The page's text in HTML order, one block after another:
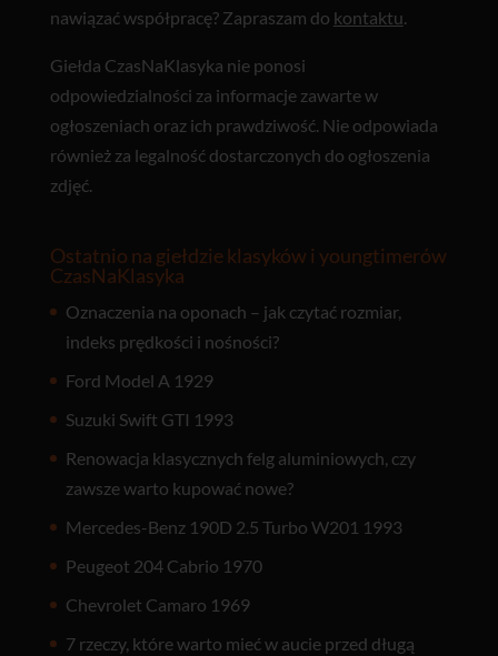
nawiązać współpracę? Zapraszam do kontaktu
Giełda CzasNaKlasyka nie ponosi
odpowiedzialności za informacje zawarte w
ogłoszeniach oraz ich prawdziwość. Nie odpowiada
również za legalność dostarczonych do ogłoszenia
zdjęć.
Ostatnio na giełdzie klasyków i youngtimerów
CzasNaKlasyka
Oznaczenia na oponach – jak czytać rozmiar,
indeks prędkości i nośności?
Ford Model A 1929
Suzuki Swift GTI 1993
Renowacja klasycznych felg aluminiowych, czy
zawsze warto kupować nowe?
Mercedes-Benz 190D 2.5 Turbo W201 1993
Peugeot 204 Cabrio 1970
Chevrolet Camaro 1969
7 rzeczy, które warto mieć w aucie przed długą